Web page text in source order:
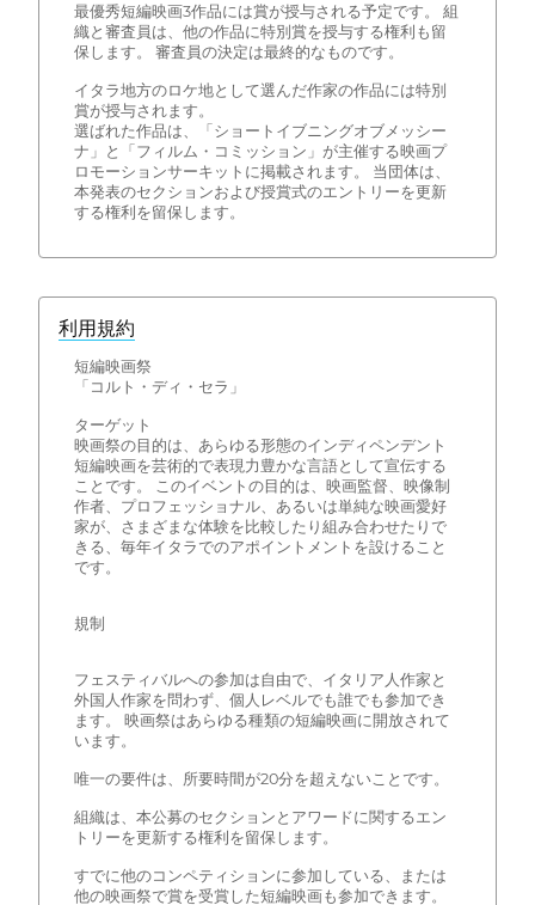
最優秀短編映画3作品には賞が授与される予定です。 組
織と審査員は、他の作品に特別賞を授与する権利も留
保します。 審査員の決定は最終的なものです。
イタラ地方のロケ地として選んだ作家の作品には特別
賞が授与されます。
選ばれた作品は、「ショートイブニングオブメッシー
ナ」と「フィルム・コミッション」が主催する映画プ
ロモーションサーキットに掲載されます。 当団体は、
本発表のセクションおよび授賞式のエントリーを更新
する権利を留保します。
利用規約
短編映画祭
「コルト・ディ・セラ」
ターゲット
映画祭の目的は、あらゆる形態のインディペンデント
短編映画を芸術的で表現力豊かな言語として宣伝する
ことです。 このイベントの目的は、映画監督、映像制
作者、プロフェッショナル、あるいは単純な映画愛好
家が、さまざまな体験を比較したり組み合わせたりで
きる、毎年イタラでのアポイントメントを設けること
です。
規制
フェスティバルへの参加は自由で、イタリア人作家と
外国人作家を問わず、個人レベルでも誰でも参加でき
ます。 映画祭はあらゆる種類の短編映画に開放されて
います。
唯一の要件は、所要時間が20分を超えないことです。
組織は、本公募のセクションとアワードに関するエン
トリーを更新する権利を留保します。
すでに他のコンペティションに参加している、または
他の映画祭で賞を受賞した短編映画も参加できます。